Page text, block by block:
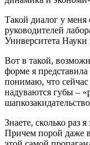
Такой диалог у меня
руководителей
Университета
Вот в такой,
форме я
понимаю, что
надуваются губы –
Знаете, сколько раз
Причем порой даже